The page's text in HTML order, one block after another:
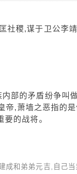
社稷,谋于卫公李靖
的矛盾纷争叫做
帝,萧墙之恶指的
的战将。
成和弟弟元吉,自己